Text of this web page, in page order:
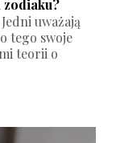
zodiaku?
uważają
tego swoje
teorii o